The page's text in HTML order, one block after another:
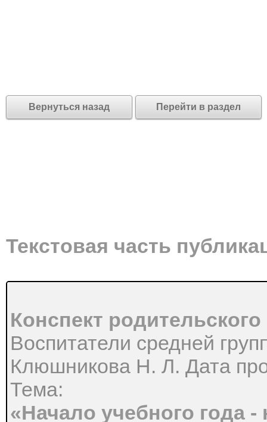
Вернуться назад Перейти в раздел
Текстовая часть
Конспект
Воспитатели средней
Клюшникова Н. Л. Дата
Тема:
«Начало учебного года -